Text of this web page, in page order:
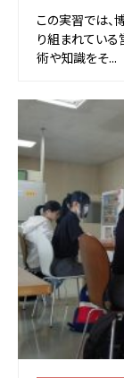
この実習では
り組まれてい
術や知識をそ...